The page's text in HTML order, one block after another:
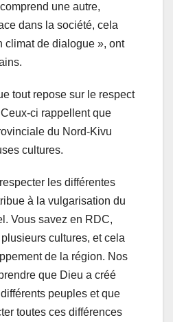
une autre,
dans la société, cela
climat de dialogue », ont
tout repose sur le respect
ci rappellent que
du Nord-Kivu
cultures.
les différentes
à la vulgarisation du
Vous savez en RDC,
cultures, et cela
de la région. Nos
que Dieu a créé
peuples et que
toutes ces différences